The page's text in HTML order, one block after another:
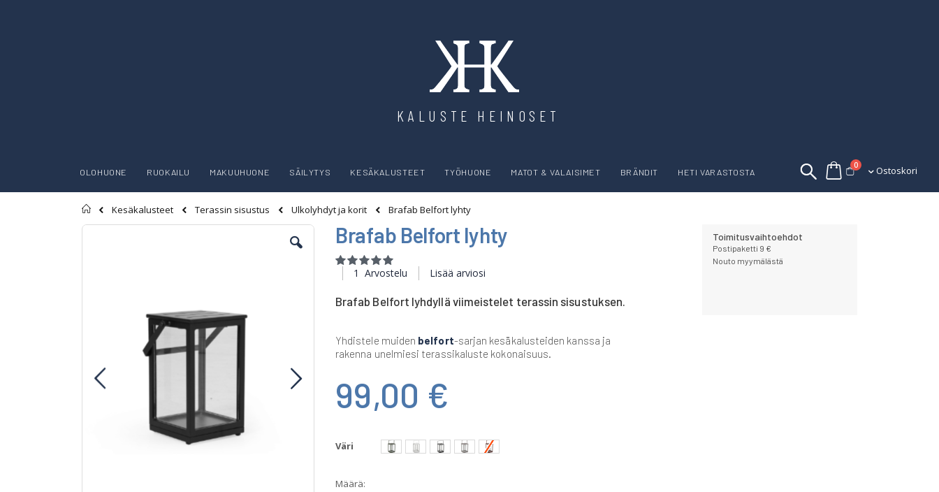
KALUSTE HEINOSET
Ostoskori
0tuotettaOstoskori
OLOHUONE RUOKAILU MAKUUHUONE SÄILYTYS KESÄKALUSTEET TYÖHUONE MATOT & VALAISIMET BRÄNDIT HETI VARASTOSTA
Etusivu
Kesäkalusteet Terassin sisustus Ulkolyhdyt ja korit
Brafab Belfort lyhty
Skip
Brafab Belfort lyhty
Rating:
100
100
1 Arvostelu Lisää arviosi
Brafab Belfort lyhdyllä viimeistelet terassin sisustuksen.
Yhdistele muiden belfort-sarjan kesäkalusteiden kanssa ja
rakenna unelmiesi terassikaluste kokonaisuus.
99,00 €
Väri
Määrä:
Toimitusvaihtoehdot
Postipaketti 9 €
Nouto myymälästä